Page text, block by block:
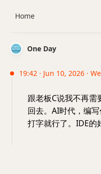
One Day
19:42 · Jun 10, 2026 ·
跟老板C说我不再
回去。AI时代，编
打字就行了。IDE的
Home